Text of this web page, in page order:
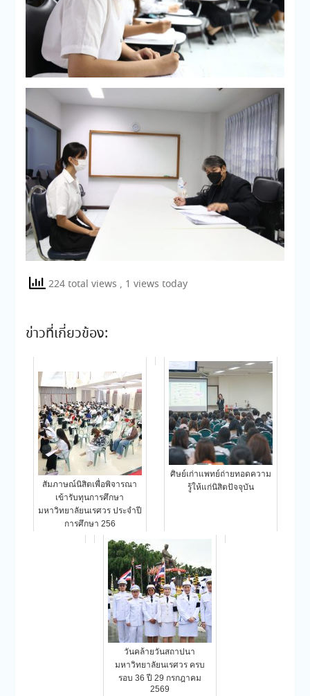
224 total views , 1 views today
ข่าวที่เกี่ยวข้อง:
สัมภาษณ์นิสิตเพื่อพิจารณา
เข้ารับทุนการศึกษา
มหาวิทยาลัยนเรศวร ประจำปี
การศึกษา 256
ศิษย์เก่าแพทย์ถ่ายทอดความ
รู้ให้แก่นิสิตปัจจุบัน
วันคล้ายวันสถาปนา
มหาวิทยาลัยนเรศวร ครบ
รอบ 36 ปี 29 กรกฎาคม
2569